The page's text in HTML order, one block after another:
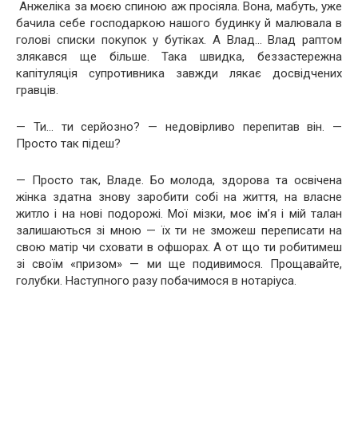
Анжеліка за моєю спиною аж просіяла. Вона, мабуть, уже
бачила себе господаркою нашого будинку й малювала в
голові списки покупок у бутіках. А Влад… Влад раптом
злякався ще більше. Така швидка, беззастережна
капітуляція супротивника завжди лякає досвідчених
гравців.
— Ти… ти серйозно? — недовірливо перепитав він. —
Просто так підеш?
— Просто так, Владе. Бо молода, здорова та освічена
жінка здатна знову заробити собі на життя, на власне
житло і на нові подорожі. Мої мізки, моє ім’я і мій талан
залишаються зі мною — їх ти не зможеш переписати на
свою матір чи сховати в офшорах. А от що ти робитимеш
зі своїм «призом» — ми ще подивимося. Прощавайте,
голубки. Наступного разу побачимося в нотаріуса.